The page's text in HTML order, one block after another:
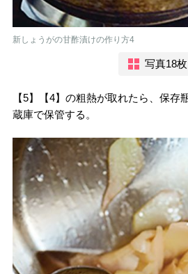
新しょうがの甘酢漬けの作り方4
写真18枚
【5】【4】の粗熱が取れたら、保存
蔵庫で保管する。